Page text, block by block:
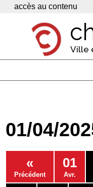
Panneau de gestion des cookies
accès au contenu
Ville
Economie
Services
Contacts
01/04/
«
Précédent
01
Avr.